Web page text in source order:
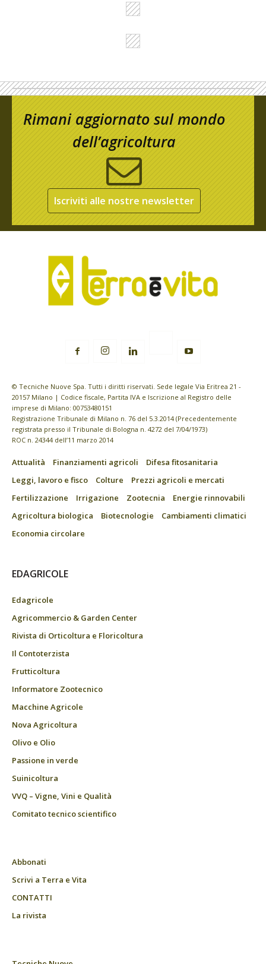
Rimani aggiornato sul mondo
dell’agricoltura
Iscriviti alle nostre newsletter
© Tecniche Nuove Spa. Tutti i diritti riservati. Sede legale Via Eritrea 21 -
20157 Milano | Codice fiscale, Partita IVA e Iscrizione al Registro delle
imprese di Milano: 00753480151
Registrazione Tribunale di Milano n. 76 del 5.3.2014 (Precedentemente
registrata presso il Tribunale di Bologna n. 4272 del 7/04/1973)
ROC n. 24344 dell’11 marzo 2014
Attualità Finanziamenti agricoli
Difesa fitosanitaria
Leggi, lavoro e fisco
Colture
Prezzi agricoli e mercati
Fertilizzazione
Irrigazione Zootecnia
Energie rinnovabili
Agricoltura biologica
Biotecnologie
Cambiamenti climatici
Economia circolare
EDAGRICOLE
Edagricole
Agricommercio & Garden Center
Rivista di Orticoltura e Floricoltura
Il Contoterzista
Frutticoltura
Informatore Zootecnico
Macchine Agricole
Nova Agricoltura
Olivo e Olio
Passione in verde
Suinicoltura
VVQ – Vigne, Vini e Qualità
Comitato tecnico scientifico
Abbonati
Scrivi a Terra e Vita
CONTATTI
La rivista